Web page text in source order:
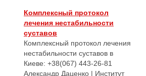
Комплексный протокол
лечения нестабильности
суставов
Комплексный протокол лечения
нестабильности суставов в
Киеве: +38(067) 443-26-81
Александр Даценко | Институт